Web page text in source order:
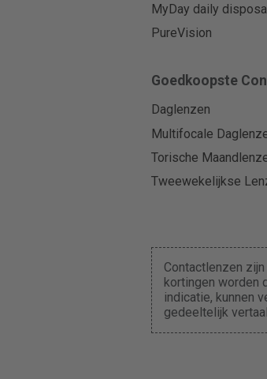
MyDay daily
PureVision
Goedkoopste
Daglenzen
Multifocale
Torische
Tweewekelijkse
Contactlenzen
kortingen worden
indicatie, kunnen
gedeeltelijk